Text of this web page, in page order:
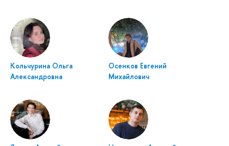
Кольчурина Ольга
Александровна
Осенков Евгений
Михайлович